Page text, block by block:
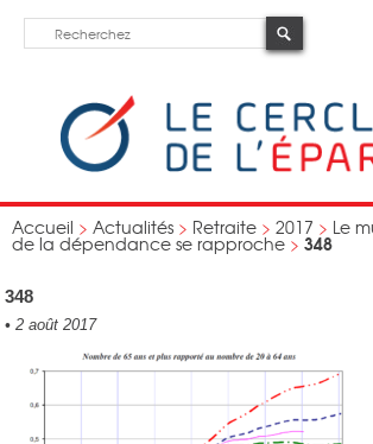
Accueil > Actualités > Retraite > 2017 > Le
de la dépendance se rapproche > 348
348
• 2 août 2017